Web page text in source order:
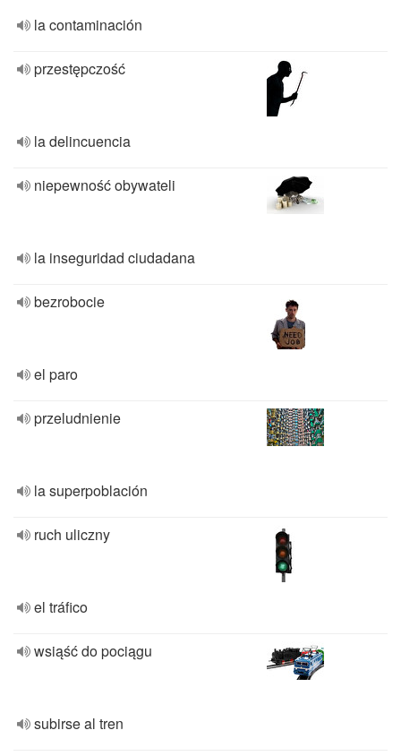
la contaminación
przestępczość
la delincuencia
niepewność obywateli
la inseguridad ciudadana
bezrobocie
el paro
przeludnienie
la superpoblación
ruch uliczny
el tráfico
wsiąść do pociągu
subirse al tren